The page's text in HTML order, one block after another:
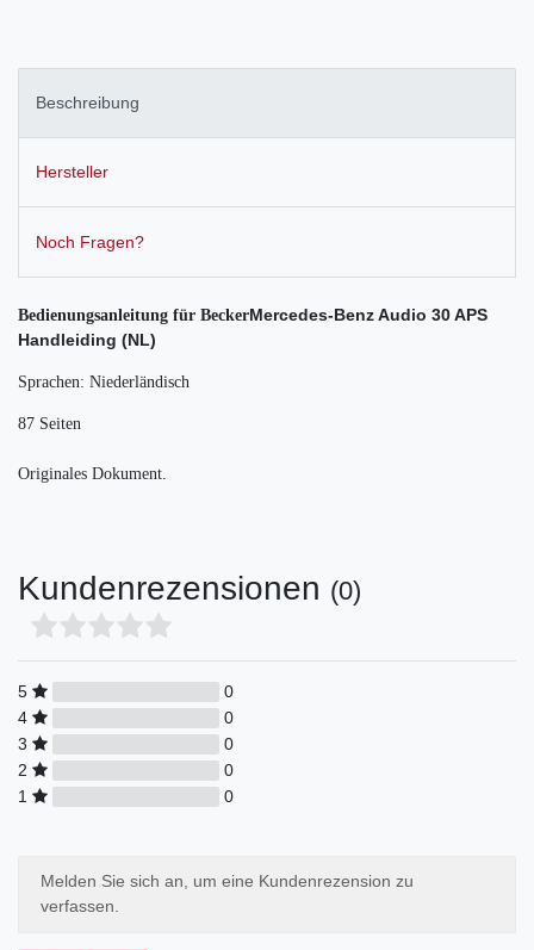
Beschreibung
Hersteller
Noch Fragen?
Bedienungsanleitung für BeckerMercedes-Benz Audio 30 APS
Handleiding (NL)
Sprachen: Niederländisch
87 Seiten
Originales Dokument.
Kundenrezensionen (0)
5
0
4
0
3
0
2
0
1
0
Melden Sie sich an, um eine Kundenrezension zu
verfassen.